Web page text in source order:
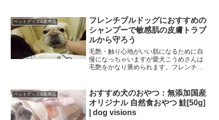
いろとあってわが家の場合は爪の削れ過
ぎ問題いろいろ調べてみた...
ペットグッズ&愛用品
フレンチブルドッグにおすすめの
シャンプーで敏感肌の皮膚トラブ
ルから守ろう
毛艶・触り心地がいい肌になるために自
慢になっちゃいますが愛犬こうめさんは
毛艶をかなり褒められます。フレンチブ
も多いのですが、日常の心掛けから予防
していくことで、未然に防...
ペットグッズ&愛用品
おすすめ犬のおやつ：無添加国産
オリジナル 自然食おやつ 鮭[50g]
| dog visions